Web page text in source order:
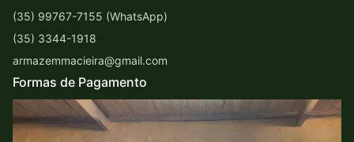
(35) 99767-7155 (WhatsApp)
(35) 3344-1918
armazemmacieira@gmail.com
Formas de Pagamento